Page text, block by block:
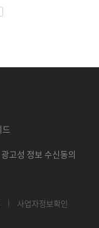
드
광고성 정보 수신동의
사업자정보확인